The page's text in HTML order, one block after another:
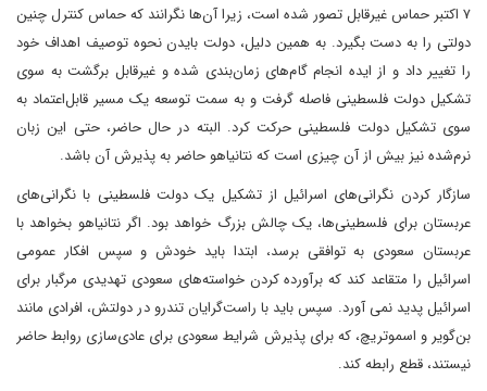
۷ اکتبر حماس غیرقابل تصور شده است، زیرا آن‌ها نگرانند که حماس کنترل چنین
دولتی را به دست بگیرد. به همین دلیل، دولت بایدن نحوه توصیف اهداف خود
را تغییر داد و از ایده انجام گام‌های زمان‌بندی شده و غیرقابل برگشت به سوی
تشکیل دولت فلسطینی فاصله گرفت و به سمت توسعه یک مسیر قابل‌اعتماد به
سوی تشکیل دولت فلسطینی حرکت کرد. البته در حال حاضر، حتی این زبان
نرم‌شده نیز بیش از آن چیزی است که نتانیاهو حاضر به پذیرش آن باشد.
سازگار کردن نگرانی‌های اسرائیل از تشکیل یک دولت فلسطینی با نگرانی‌های
عربستان برای فلسطینی‌ها، یک چالش بزرگ خواهد بود. اگر نتانیاهو بخواهد با
عربستان سعودی به توافقی برسد، ابتدا باید خودش و سپس افکار عمومی
اسرائیل را متقاعد کند که برآورده کردن خواسته‌های سعودی تهدیدی مرگبار برای
اسرائیل پدید نمی آورد. سپس باید با راست‌گرایان تندرو در دولتش، افرادی مانند
بن‌گویر و اسموتریچ، که برای پذیرش شرایط سعودی برای عادی‌سازی روابط حاضر
نیستند، قطع رابطه کند.